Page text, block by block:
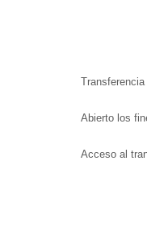
Abierto los
Acceso al